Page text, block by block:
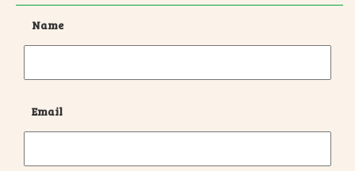
Name
Email